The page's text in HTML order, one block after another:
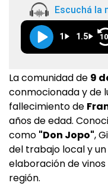
Escuchá la
1 1.5 10
La comunidad de 9
conmocionada y de
fallecimiento de
años de edad.
como "Don Jopo",
del trabajo local y
elaboración de
región.